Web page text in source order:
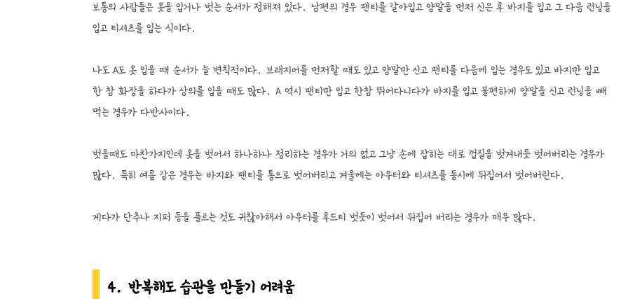
보통의 사람들은 옷을 입거나 벗는 순서가 정해져 있다. 남편의 경우 팬티를 갈아입고 양말을 먼저 신은 후 바지를 입고 그 다음 런닝을
입고 티셔츠를 입는 식이다.
나도 A도 옷 입을 때 순서가 늘 변칙적이다. 브래지어를 먼저할 때도 있고 양말만 신고 팬티를 다음에 입는 경우도 있고 바지만 입고
한 참 화장을 하다가 상의를 입을 때도 많다. A 역시 팬티만 입고 한참 뛰어다니다가 바지를 입고 불편하게 양말을 신고 런닝을 빼
먹는 경우가 다반사이다.
벗을때도 마찬가지인데 옷을 벗어서 하나하나 정리하는 경우가 거의 없고 그냥 손에 잡히는 대로 껍질을 벗겨내듯 벗어버리는 경우가
많다. 특히 여름 같은 경우는 바지와 팬티를 통으로 벗어버리고 겨울에는 아우터와 티셔츠를 동시에 뒤집어서 벗어버린다.
게다가 단추나 지퍼 등을 풀르는 것도 귀찮아해서 아우터를 후드티 벗듯이 벗어서 뒤집어 버리는 경우가 매우 많다.
4. 반복해도 습관을 만들기 어려움